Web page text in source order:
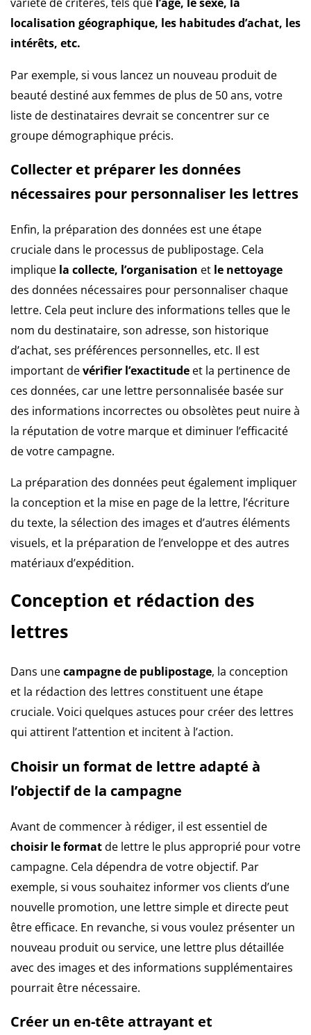
localisation géographique, les habitudes d’achat, les
intérêts, etc.
Par exemple, si vous lancez un nouveau produit de
beauté destiné aux femmes de plus de 50 ans, votre
liste de destinataires devrait se concentrer sur ce
groupe démographique précis.
Collecter et préparer les données
nécessaires pour personnaliser les lettres
Enfin, la préparation des données est une étape
cruciale dans le processus de publipostage. Cela
implique la collecte, l’organisation et le nettoyage
des données nécessaires pour personnaliser chaque
lettre. Cela peut inclure des informations telles que le
nom du destinataire, son adresse, son historique
d’achat, ses préférences personnelles, etc. Il est
important devérifier l’exactitude et la pertinence de
ces données, car une lettre personnalisée basée sur
des informations incorrectes ou obsolètes peut nuire à
la réputation de votre marque et diminuer l’efficacité
de votre campagne.
La préparation des données peut également impliquer
la conception et la mise en page de la lettre, l’écriture
du texte, la sélection des images et d’autres éléments
visuels, et la préparation de l’enveloppe et des autres
matériaux d’expédition.
Conception et rédaction des
lettres
Dans unecampagne de publipostage, la conception
et la rédaction des lettres constituent une étape
cruciale. Voici quelques astuces pour créer des lettres
qui attirent l’attention et incitent à l’action.
Choisir un format de lettre adapté à
l’objectif de la campagne
Avant de commencer à rédiger, il est essentiel de
choisir le formatde lettre le plus approprié pour votre
campagne. Cela dépendra de votre objectif. Par
exemple, si vous souhaitez informer vos clients d’une
nouvelle promotion, une lettre simple et directe peut
être efficace. En revanche, si vous voulez présenter un
nouveau produit ou service, une lettre plus détaillée
avec des images et des informations supplémentaires
pourrait être nécessaire.
Créer un en-tête attrayant et